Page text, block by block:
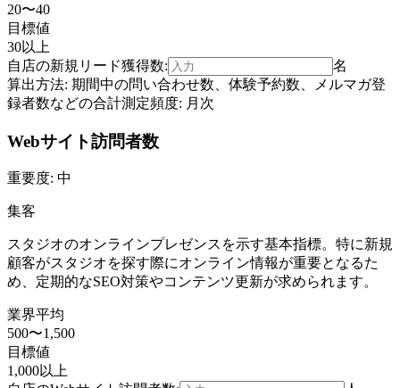
20〜40
目標値
30以上
自店の新規リード獲得数:
名
算出方法: 期間中の問い合わせ数、体験予約数、メルマガ登
録者数などの合計測定頻度: 月次
Webサイト訪問者数
重要度: 中
集客
スタジオのオンラインプレゼンスを示す基本指標。特に新規
顧客がスタジオを探す際にオンライン情報が重要となるた
め、定期的なSEO対策やコンテンツ更新が求められます。
業界平均
500〜1,500
目標値
1,000以上